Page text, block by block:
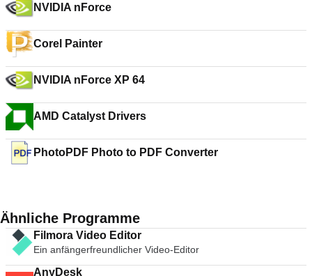
NVIDIA nForce
Corel Painter
NVIDIA nForce XP 64
AMD Catalyst Drivers
PhotoPDF Photo to PDF Converter
Ähnliche Programme
Filmora Video Editor
Ein anfängerfreundlicher Video-Editor
AnyDesk